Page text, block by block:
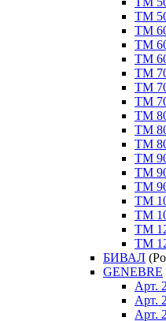
ТM
ТM
ТM
ТM
ТM
ТM
ТM
ТM
ТM
ТM
ТM
ТM
ТM
ТM
ТM
ТM
ТM
БИВАЛ
GENEBRE
Арт.
Арт.
Арт.